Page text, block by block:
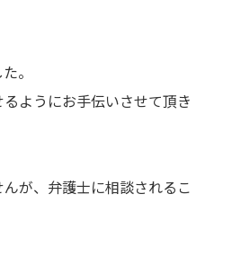
。
ようにお手伝いさせて頂き
が、弁護士に相談されるこ